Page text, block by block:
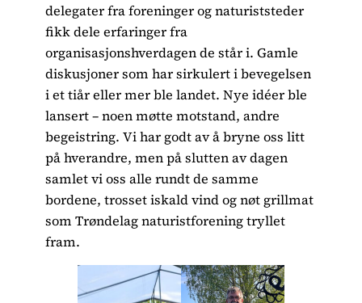
delegater fra foreninger og naturiststeder
fikk dele erfaringer fra
organisasjonshverdagen de står i. Gamle
diskusjoner som har sirkulert i bevegelsen
i et tiår eller mer ble landet. Nye idéer ble
lansert – noen møtte motstand, andre
begeistring. Vi har godt av å bryne oss litt
på hverandre, men på slutten av dagen
samlet vi oss alle rundt de samme
bordene, trosset iskald vind og nøt grillmat
som Trøndelag naturistforening tryllet
fram.